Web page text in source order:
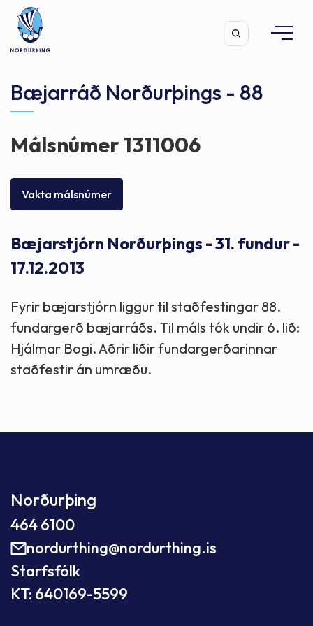
Leita
Bæjarráð Norðurþings - 88
Málsnúmer 1311006
Vakta málsnúmer
Bæjarstjórn Norðurþings - 31. fundur -
17.12.2013
Fyrir bæjarstjórn liggur til staðfestingar 88.
fundargerð bæjarráðs. Til máls tók undir 6. lið:
Hjálmar Bogi. Aðrir liðir fundargerðarinnar
staðfestir án umræðu.
Norðurþing
464 6100
nordurthing@nordurthing.is
Starfsfólk
KT: 640169-5599